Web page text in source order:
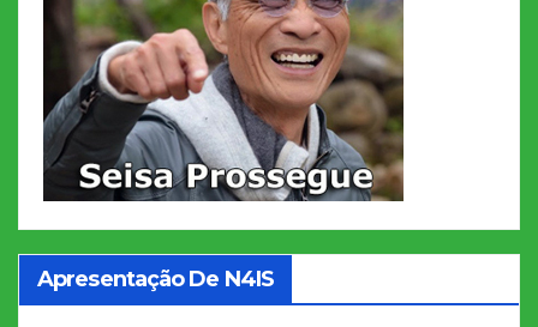
Apresentação De N4IS